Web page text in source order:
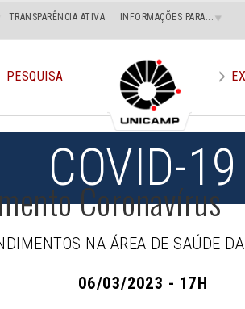
TRANSPARÊNCIA ATIVA INFORMAÇÕES PARA...
PESQUISA
COVID-19
Coronavírus
NA ÁREA DE SAÚDE
06/03/2023 - 17H